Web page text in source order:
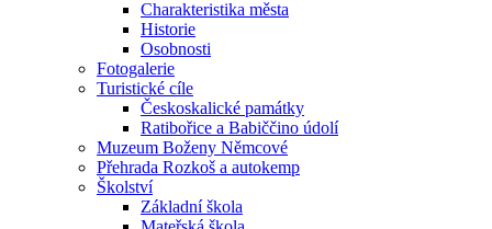
Charakteristika města
Historie
Osobnosti
Fotogalerie
Turistické cíle
Českoskalické památky
Ratibořice a Babiččino údolí
Muzeum Boženy Němcové
Přehrada Rozkoš a autokemp
Školství
Základní škola